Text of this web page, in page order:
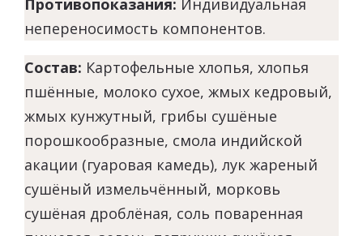
Противопоказания: Индивидуальная
непереносимость компонентов.
Состав: Картофельные хлопья, хлопья
пшённые, молоко сухое, жмых кедровый,
жмых кунжутный, грибы сушёные
порошкообразные, смола индийской
акации (гуаровая камедь), лук жареный
сушёный измельчённый, морковь
сушёная дроблёная, соль поваренная